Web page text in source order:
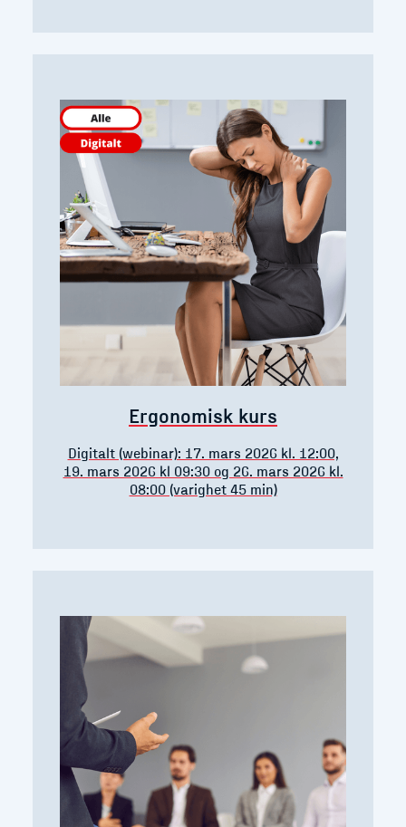
Ergonomisk kurs
Digitalt (webinar): 17. mars 2026 kl. 12:00,
19. mars 2026 kl 09:30 og 26. mars 2026 kl.
08:00 (varighet 45 min)